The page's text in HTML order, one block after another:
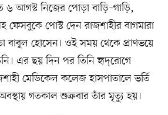
আগস্ট নিজের পোড়া বাড়ি–গাড়ি,
ফেসবুকে পোস্ট দেন রাজশাহীর বাগমারা
বাবুল হোসেন। ওই সময় থেকে প্রাণভয়ে
এর ছয় দিন পর তিনি হৃদ্‌রোগে
মেডিকেল কলেজ হাসপাতালে ভর্তি
গতকাল শুক্রবার তাঁর মৃত্যু হয়।